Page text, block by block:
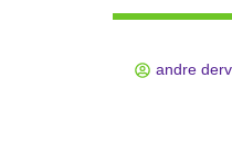
andre